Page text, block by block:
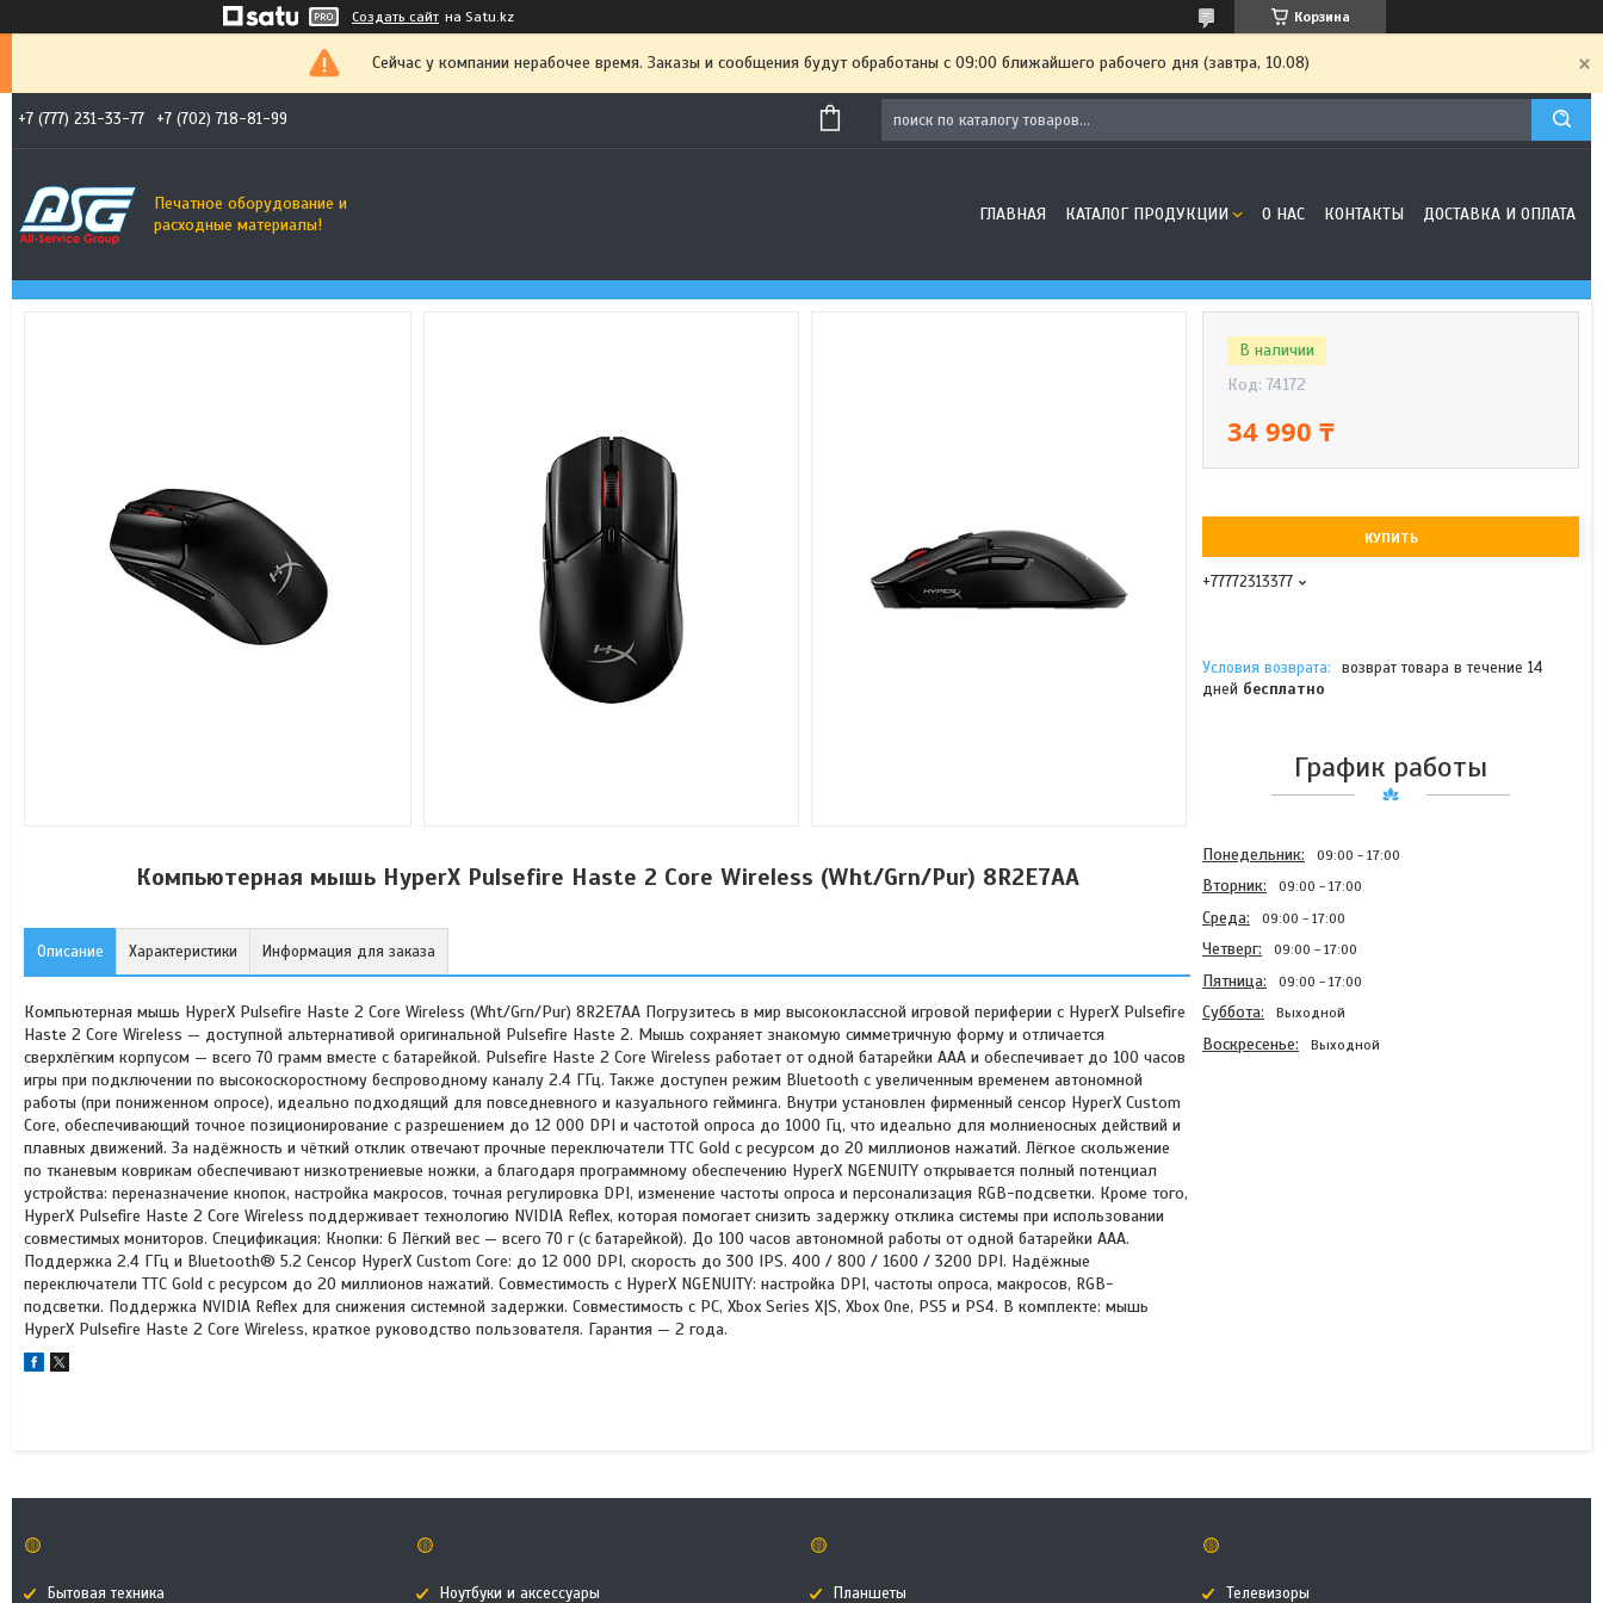
Создать сайт на Satu.kz Корзина
Сейчас у компании нерабочее время. Заказы и сообщения будут обработаны с 09:00 ближайшего рабочего дня (завтра, 10.08)
+7 (777) 231-33-77 +7 (702) 718-81-99
Печатное оборудование и
расходные материалы!
ГЛАВНАЯ КАТАЛОГ ПРОДУКЦИИ О НАС КОНТАКТЫ ДОСТАВКА И ОПЛАТА
Компьютерная мышь HyperX Pulsefire Haste 2 Core Wireless (Wht/Grn/Pur) 8R2E7AA
Описание Характеристики Информация для заказа
Компьютерная мышь HyperX Pulsefire Haste 2 Core Wireless (Wht/Grn/Pur) 8R2E7AA Погрузитесь в мир высококлассной игровой периферии с HyperX Pulsefire
Haste 2 Core Wireless — доступной альтернативой оригинальной Pulsefire Haste 2. Мышь сохраняет знакомую симметричную форму и отличается
сверхлёгким корпусом — всего 70 грамм вместе с батарейкой. Pulsefire Haste 2 Core Wireless работает от одной батарейки AAA и обеспечивает до 100 часов
игры при подключении по высокоскоростному беспроводному каналу 2.4 ГГц. Также доступен режим Bluetooth с увеличенным временем автономной
работы (при пониженном опросе), идеально подходящий для повседневного и казуального гейминга. Внутри установлен фирменный сенсор HyperX Custom
Core, обеспечивающий точное позиционирование с разрешением до 12 000 DPI и частотой опроса до 1000 Гц, что идеально для молниеносных действий и
плавных движений. За надёжность и чёткий отклик отвечают прочные переключатели TTC Gold с ресурсом до 20 миллионов нажатий. Лёгкое скольжение
по тканевым коврикам обеспечивают низкотрениевые ножки, а благодаря программному обеспечению HyperX NGENUITY открывается полный потенциал
устройства: переназначение кнопок, настройка макросов, точная регулировка DPI, изменение частоты опроса и персонализация RGB-подсветки. Кроме того,
HyperX Pulsefire Haste 2 Core Wireless поддерживает технологию NVIDIA Reflex, которая помогает снизить задержку отклика системы при использовании
совместимых мониторов. Спецификация: Кнопки: 6 Лёгкий вес — всего 70 г (с батарейкой). До 100 часов автономной работы от одной батарейки AAA.
Поддержка 2.4 ГГц и Bluetooth® 5.2 Сенсор HyperX Custom Core: до 12 000 DPI, скорость до 300 IPS. 400 / 800 / 1600 / 3200 DPI. Надёжные
переключатели TTC Gold с ресурсом до 20 миллионов нажатий. Совместимость с HyperX NGENUITY: настройка DPI, частоты опроса, макросов, RGB-
подсветки. Поддержка NVIDIA Reflex для снижения системной задержки. Совместимость с PC, Xbox Series X|S, Xbox One, PS5 и PS4. В комплекте: мышь
HyperX Pulsefire Haste 2 Core Wireless, краткое руководство пользователя. Гарантия — 2 года.
В наличии
Код: 74172
34 990 ₸
КУПИТЬ
+77772313377
возврат товара в течение 14
дней бесплатно
График работы
Понедельник 09:00 17:00
Вторник 09:00 17:00
Среда 09:00 17:00
Четверг 09:00 17:00
Пятница 09:00 17:00
Суббота Выходной
Воскресенье Выходной
🟡
Бытовая техника
🟡
Ноутбуки и аксессуары
🟡
Планшеты
🟡
Телевизоры